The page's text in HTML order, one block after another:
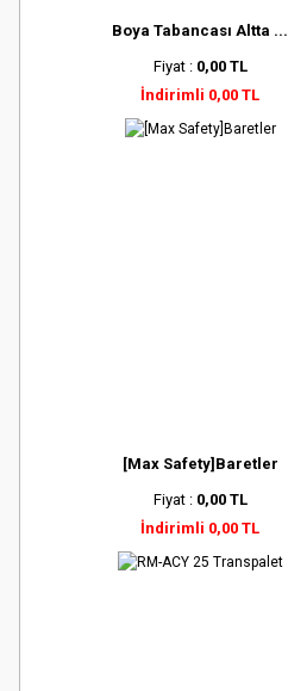
Boya Tabancası Altta ...
Fiyat : 0,00 TL
İndirimli 0,00 TL
[Max Safety]Baretler
Fiyat : 0,00 TL
İndirimli 0,00 TL